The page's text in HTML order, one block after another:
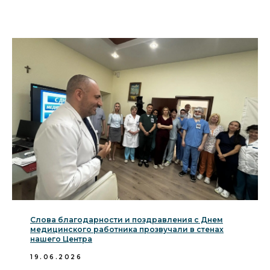
Слова благодарности и поздравления с Днем
медицинского работника прозвучали в стенах
нашего Центра
19.06.2026